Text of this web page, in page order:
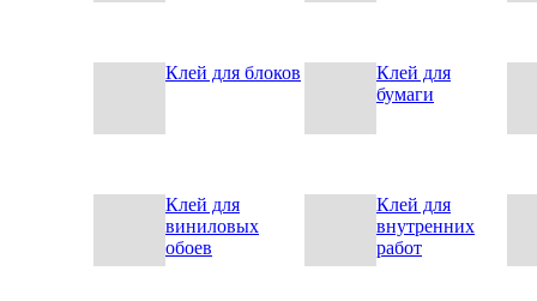
Клей для блоков
Клей для
бумаги
Клей для
виниловых
обоев
Клей для
внутренних
работ